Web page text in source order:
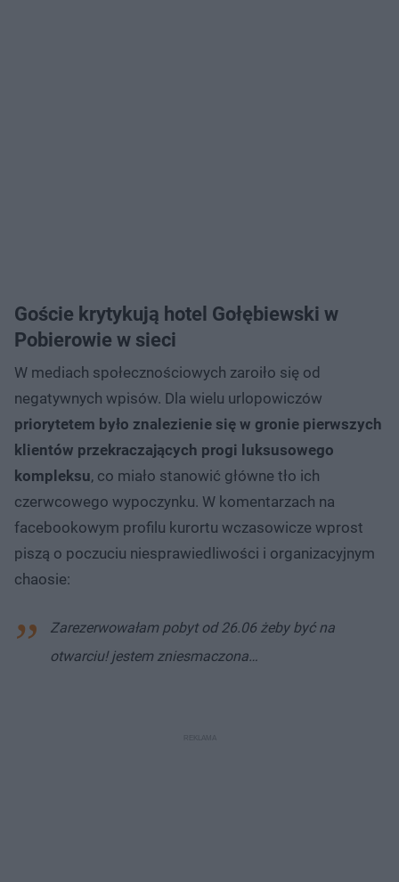
Goście krytykują hotel Gołębiewski w
Pobierowie w sieci
W mediach społecznościowych zaroiło się od
negatywnych wpisów. Dla wielu urlopowiczów
priorytetem było znalezienie się w gronie pierwszych
klientów przekraczających progi luksusowego
kompleksu, co miało stanowić główne tło ich
czerwcowego wypoczynku. W komentarzach na
facebookowym profilu kurortu wczasowicze wprost
piszą o poczuciu niesprawiedliwości i organizacyjnym
chaosie:
Zarezerwowałam pobyt od 26.06 żeby być na
otwarciu! jestem zniesmaczona…